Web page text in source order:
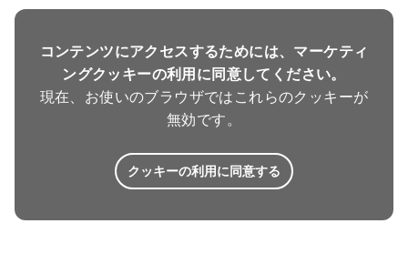
コンテンツにアクセスするためには、マーケティ
ングクッキーの利用に同意してください。
現在、お使いのブラウザではこれらのクッキーが
無効です。
クッキーの利用に同意する